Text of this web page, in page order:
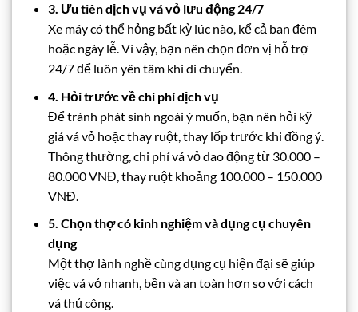
3. Ưu tiên dịch vụ vá vỏ lưu động 24/7
Xe máy có thể hỏng bất kỳ lúc nào, kể cả ban đêm
hoặc ngày lễ. Vì vậy, bạn nên chọn đơn vị hỗ trợ
24/7 để luôn yên tâm khi di chuyển.
4. Hỏi trước về chi phí dịch vụ
Để tránh phát sinh ngoài ý muốn, bạn nên hỏi kỹ
giá vá vỏ hoặc thay ruột, thay lốp trước khi đồng ý.
Thông thường, chi phí vá vỏ dao động từ 30.000 –
80.000 VNĐ, thay ruột khoảng 100.000 – 150.000
VNĐ.
5. Chọn thợ có kinh nghiệm và dụng cụ chuyên
dụng
Một thợ lành nghề cùng dụng cụ hiện đại sẽ giúp
việc vá vỏ nhanh, bền và an toàn hơn so với cách
vá thủ công.